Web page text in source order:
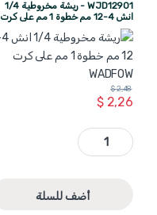
WJD12901 - ريشة مخروطية 1/4
انش 4-12 مم خطوة 1 مم على كرت
WADFOW
$2,26
$2,48
WJD12901 - ريشة مخروطية 1/4 انش 4-12 مم خطوة 1 مم على كرت WADFOW quantity
أضف للسلة